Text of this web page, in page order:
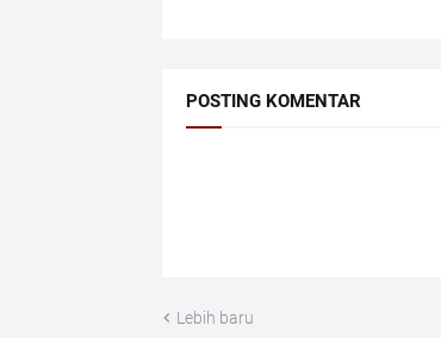
POSTING KOMENTAR
Lebih baru